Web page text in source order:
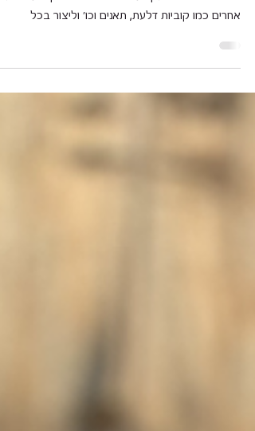
רימונים
סלט מיוחד להגשה בראש השנה אבל כייף כמובן
כל השנה תוכלו לגוון במרכיבים שלו ולהוסיף סמלי חג